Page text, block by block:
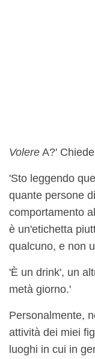
Volere A?'
'Sto leggendo
quante persone
comportamento
è un'etichetta
qualcuno, e non
'È un drink', un
metà giorno.'
Personalmente,
attività dei miei
luoghi in cui in